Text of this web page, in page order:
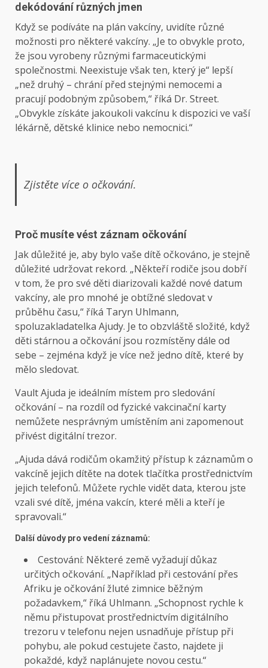
dekódování různých jmen
Když se podíváte na plán vakcíny, uvidíte různé
možnosti pro některé vakcíny. „Je to obvykle proto,
že jsou vyrobeny různými farmaceutickými
společnostmi. Neexistuje však ten, který je“ lepší
„než druhý – chrání před stejnými nemocemi a
pracují podobným způsobem,“ říká Dr. Street.
„Obvykle získáte jakoukoli vakcínu k dispozici ve vaší
lékárně, dětské klinice nebo nemocnici.“
Zjistěte více o očkování.
Proč musíte vést záznam očkování
Jak důležité je, aby bylo vaše dítě očkováno, je stejně
důležité udržovat rekord. „Někteří rodiče jsou dobří
v tom, že pro své děti diarizovali každé nové datum
vakcíny, ale pro mnohé je obtížné sledovat v
průběhu času,“ říká Taryn Uhlmann,
spoluzakladatelka Ajudy. Je to obzvláště složité, když
děti stárnou a očkování jsou rozmístěny dále od
sebe – zejména když je více než jedno dítě, které by
mělo sledovat.
Vault Ajuda je ideálním místem pro sledování
očkování – na rozdíl od fyzické vakcinační karty
nemůžete nesprávným umístěním ani zapomenout
přivést digitální trezor.
„Ajuda dává rodičům okamžitý přístup k záznamům o
vakcíně jejich dítěte na dotek tlačítka prostřednictvím
jejich telefonů. Můžete rychle vidět data, kterou jste
vzali své dítě, jména vakcín, které měli a kteří je
spravovali.“
Další důvody pro vedení záznamů:
Cestování: Některé země vyžadují důkaz
určitých očkování. „Například při cestování přes
Afriku je očkování žluté zimnice běžným
požadavkem,“ říká Uhlmann. „Schopnost rychle k
němu přistupovat prostřednictvím digitálního
trezoru v telefonu nejen usnadňuje přístup při
pohybu, ale pokud cestujete často, najdete ji
pokaždé, když naplánujete novou cestu.“